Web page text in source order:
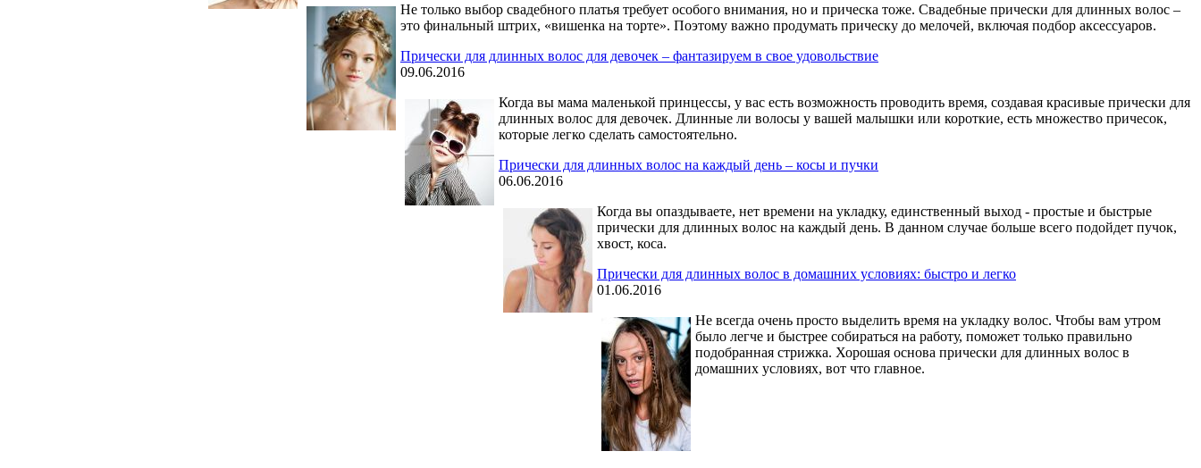
Не только выбор свадебного платья требует особого внимания, но и прическа тоже. Свадебные прически для длинных волос –
это финальный штрих, «вишенка на торте». Поэтому важно продумать прическу до мелочей, включая подбор аксессуаров.
Прически для длинных волос для девочек – фантазируем в свое удовольствие
09.06.2016
Когда вы мама маленькой принцессы, у вас есть возможность проводить время, создавая красивые прически для
длинных волос для девочек. Длинные ли волосы у вашей малышки или короткие, есть множество причесок,
которые легко сделать самостоятельно.
Прически для длинных волос на каждый день – косы и пучки
06.06.2016
Когда вы опаздываете, нет времени на укладку, единственный выход - простые и быстрые
прически для длинных волос на каждый день. В данном случае больше всего подойдет пучок,
хвост, коса.
Прически для длинных волос в домашних условиях: быстро и легко
01.06.2016
Не всегда очень просто выделить время на укладку волос. Чтобы вам утром
было легче и быстрее собираться на работу, поможет только правильно
подобранная стрижка. Хорошая основа прически для длинных волос в
домашних условиях, вот что главное.